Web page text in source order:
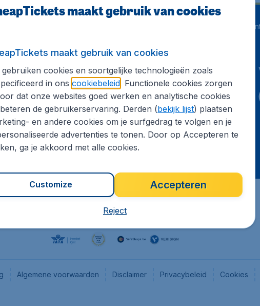
informatie
Internationale sites
Flugladen.de
CheapTickets.ch
CheapTickets.nl
CheapTickets.sg
Algemene voorwaarden Disclaimer Privacybeleid Cookies
maakt gebruik van cookies
maakt gebruik van cookies
gebruiken cookies en soortgelijke technologieën zoals
in ons cookiebeleid. Functionele cookies zorgen
dat onze websites goed werken en analytische cookies
de gebruikerservaring. Derden (bekijk lijst) plaatsen
en andere cookies om je surfgedrag te volgen en je
advertenties te tonen. Door op Accepteren te
ga je akkoord met alle cookies.
Accepteren
Customize
Reject